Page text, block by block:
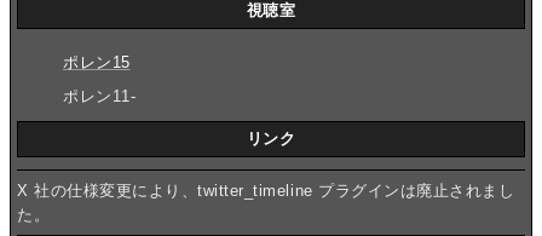
視聴室
ポレン15
ポレン11-
リンク
X 社の仕様変更により、twitter_timeline プラグインは廃止されまし
た。